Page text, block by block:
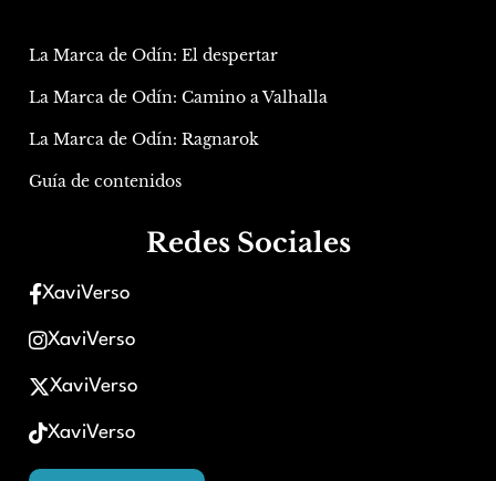
La Marca de Odín: El despertar
La Marca de Odín: Camino a Valhalla
La Marca de Odín: Ragnarok
Guía de contenidos
Redes Sociales
XaviVerso
XaviVerso
XaviVerso
XaviVerso